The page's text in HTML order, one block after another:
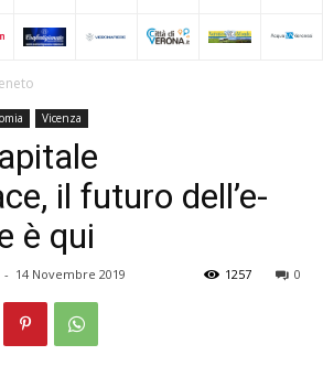
del
Veneto
Vicenza
il futuro dell’e-
è qui
- 14 Novembre 2019 0
1257